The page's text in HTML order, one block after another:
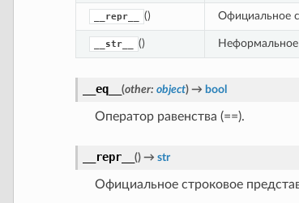
__repr__ () Официальное
__str__ () Неформальное
__eq__ (other: object) → bool
Оператор равенства (==).
__repr__ () → str
Официальное строковое